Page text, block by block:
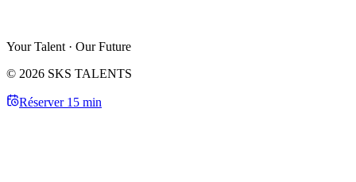
Your Talent · Our Future
© 2026 SKS TALENTS
Réserver 15 min